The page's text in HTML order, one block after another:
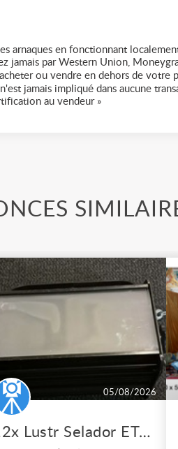
arnaques en fonctionnant
jamais par Western Union,
ou vendre en dehors de votre
jamais impliqué dans aucune
au vendeur »
05/08/2026
12x Lustr Selador ETC Led 7x colors filtres